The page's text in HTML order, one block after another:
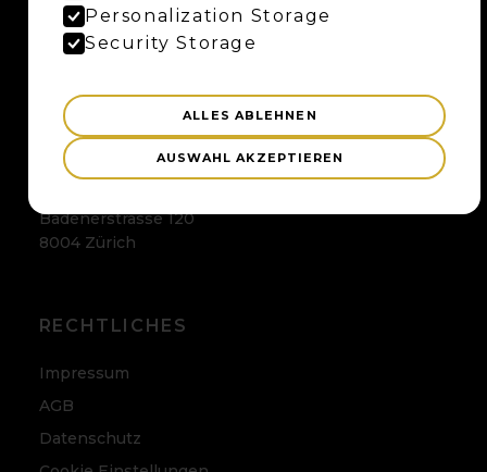
Maybaum AG
Uferweg 15
ZÜRICH
Badenerstrasse 120
8004 Zürich
RECHTLICHES
Impressum
AGB
Datenschutz
Personalization Storage
Security Storage
ALLES ABLEHNEN
AUSWAHL AKZEPTIEREN